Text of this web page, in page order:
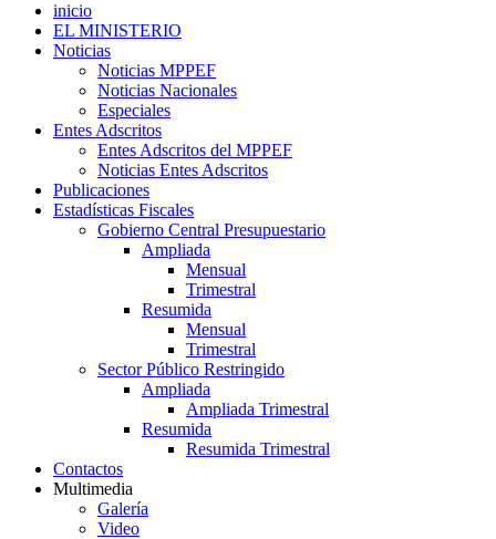
inicio
EL MINISTERIO
Noticias
Noticias MPPEF
Noticias Nacionales
Especiales
Entes Adscritos
Entes Adscritos del MPPEF
Noticias Entes Adscritos
Publicaciones
Estadísticas Fiscales
Gobierno Central Presupuestario
Ampliada
Mensual
Trimestral
Resumida
Mensual
Trimestral
Sector Público Restringido
Ampliada
Ampliada Trimestral
Resumida
Resumida Trimestral
Contactos
Multimedia
Galería
Video